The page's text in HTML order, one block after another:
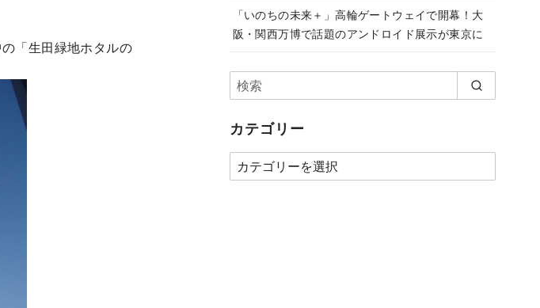
「生田緑地ホタルの
「いのちの未来＋」高輪ゲートウェイで開幕！大
阪・関西万博で話題のアンドロイド展示が東京に
カテゴリー
カ
テ